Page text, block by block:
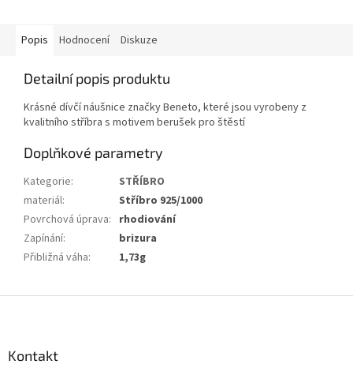
Popis Hodnocení Diskuze
Detailní popis produktu
Krásné dívčí náušnice značky Beneto, které jsou vyrobeny z
kvalitního stříbra s motivem berušek pro štěstí
Doplňkové parametry
Kategorie:
STŘÍBRO
materiál:
Stříbro 925/1000
Povrchová úprava: rhodiování
Zapínání:
brizura
Přibližná váha: 1,73g
Kontakt